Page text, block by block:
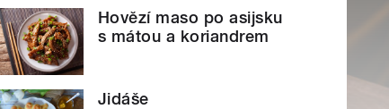
Hovězí maso po asijsku
s mátou a koriandrem
Jidáše